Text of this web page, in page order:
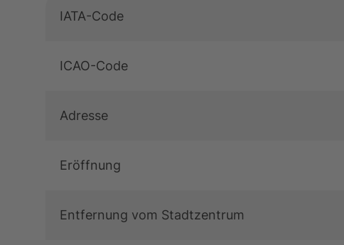
IATA-Code
ICAO-Code
Adresse
Eröffnung
Entfernung vom Stadtzentrum